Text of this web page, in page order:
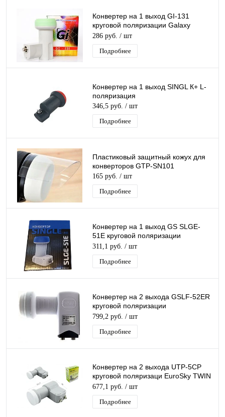
Конвертер на 1 выход GI-131
круговой поляризации Galaxy
Innovations SINGL дляТриколор/
НТВ-Плюс
286 руб. / шт
Подробнее
Конвертер на 1 выход SINGL К+ L-
поляризация
346,5 руб. / шт
Подробнее
Пластиковый защитный кожух для
конверторов GTP-SN101
165 руб. / шт
Подробнее
Конвертер на 1 выход GS SLGE-
51E круговой поляризации
GeneralSatellite SINGL для
Триколор/НТВ-Плюс
311,1 руб. / шт
Подробнее
Конвертер на 2 выхода GSLF-52ER
круговой поляризации
GeneralSatellite TWIN дляТриколор/
НТВ-Плюс
799,2 руб. / шт
Подробнее
Конвертер на 2 выхода UTP-5CP
круговой поляризаци EuroSky TWIN
для Триколор/НТВ-Плюс
677,1 руб. / шт
Подробнее